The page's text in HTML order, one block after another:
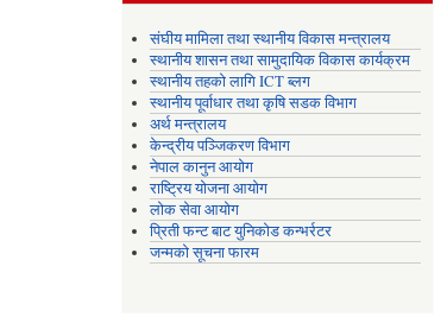
संघीय मामिला तथा स्थानीय विकास मन्त्रालय
स्थानीय शासन तथा सामुदायिक विकास कार्यक्रम
स्थानीय तहको लागि ICT ब्लग
स्थानीय पूर्वाधार तथा कृषि सडक विभाग
अर्थ मन्त्रालय
केन्द्रीय पञ्जिकरण विभाग
नेपाल कानुन आयोग
राष्ट्रिय योजना आयोग
लोक सेवा आयोग
प्रिती फन्ट बाट युनिकोड कन्भर्रटर
जन्मको सूचना फारम